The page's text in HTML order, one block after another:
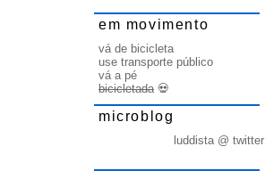
em movimento
vá de bicicleta
use transporte público
vá a pé
bicicletada💀
microblog
luddista @ twitter